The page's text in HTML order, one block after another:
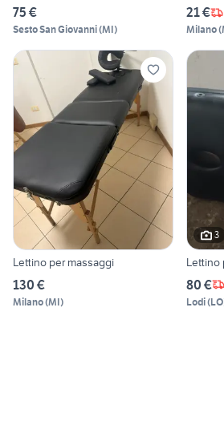
75 €
Sesto San Giovanni(MI)
21 €
Milano(
Lettino per massaggi
130 €
Milano(MI)
3
Lettino
80 €
Lodi(LO